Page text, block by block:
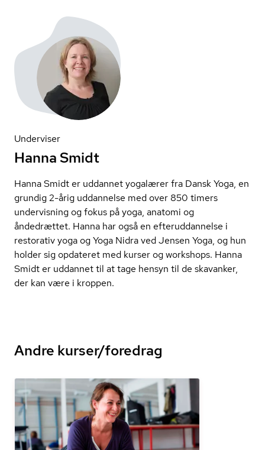
Underviser
Hanna Smidt
Hanna Smidt er uddannet yogalærer fra Dansk Yoga, en
grundig 2-årig uddannelse med over 850 timers
undervisning og fokus på yoga, anatomi og
åndedrættet. Hanna har også en ef­ter­ud­dan­nel­se i
restorativ yoga og Yoga Nidra ved Jensen Yoga, og hun
holder sig opdateret med kurser og workshops. Hanna
Smidt er uddannet til at tage hensyn til de skavanker,
der kan være i kroppen.
Andre kurser/foredrag